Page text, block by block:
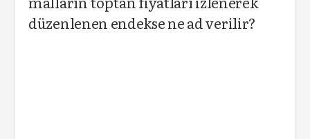
düzenlenen endekse ne ad verilir?